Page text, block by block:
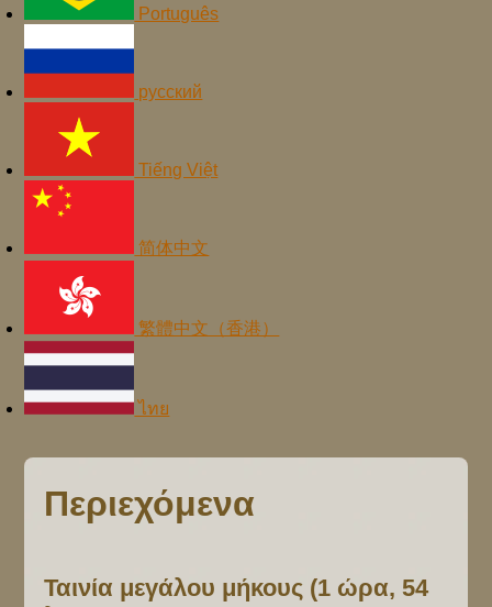
Português
русский
Tiếng Việt
简体中文
繁體中文（香港）
ไทย
Περιεχόμενα
Ταινία μεγάλου μήκους (1 ώρα, 54